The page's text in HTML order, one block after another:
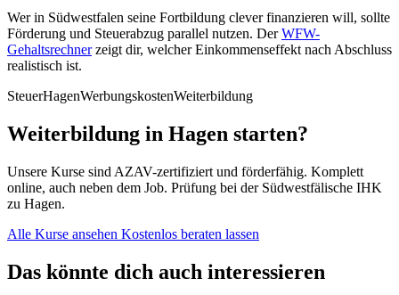
Wer in Südwestfalen seine Fortbildung clever finanzieren will, sollte
Förderung und Steuerabzug parallel nutzen. DerWFW-
Gehaltsrechnerzeigt dir, welcher Einkommenseffekt nach Abschluss
realistisch ist.
SteuerHagenWerbungskostenWeiterbildung
Weiterbildung in Hagen starten?
Unsere Kurse sind AZAV-zertifiziert und förderfähig. Komplett
online, auch neben dem Job. Prüfung bei der Südwestfälische IHK
zu Hagen.
Alle Kurse ansehen Kostenlos beraten lassen
Das könnte dich auch interessieren